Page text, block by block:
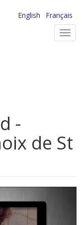
English
Français
-
de St